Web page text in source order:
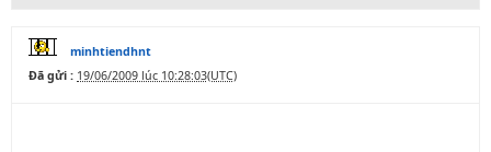
minhtiendhnt
Đã gửi : 19/06/2009 lúc 10:28:03(UTC)